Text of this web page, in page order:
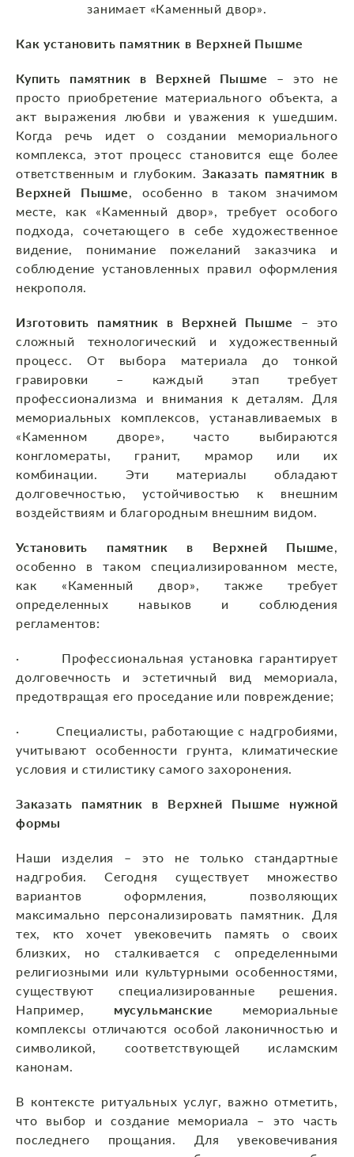
занимает «Каменный двор».
Как установить памятник в Верхней Пышме
Купить памятник в Верхней Пышме – это не
просто приобретение материального объекта, а
акт выражения любви и уважения к ушедшим.
Когда речь идет о создании мемориального
комплекса, этот процесс становится еще более
ответственным и глубоким. Заказать памятник в
Верхней Пышме, особенно в таком значимом
месте, как «Каменный двор», требует особого
подхода, сочетающего в себе художественное
видение, понимание пожеланий заказчика и
соблюдение установленных правил оформления
некрополя.
Изготовить памятник в Верхней Пышме – это
сложный технологический и художественный
процесс. От выбора материала до тонкой
гравировки – каждый этап требует
профессионализма и внимания к деталям. Для
мемориальных комплексов, устанавливаемых в
«Каменном дворе», часто выбираются
конгломераты, гранит, мрамор или их
комбинации. Эти материалы обладают
долговечностью, устойчивостью к внешним
воздействиям и благородным внешним видом.
Установить памятник в Верхней Пышме,
особенно в таком специализированном месте,
как «Каменный двор», также требует
определенных навыков и соблюдения
регламентов:
· Профессиональная установка гарантирует
долговечность и эстетичный вид мемориала,
предотвращая его проседание или повреждение;
· Специалисты, работающие с надгробиями,
учитывают особенности грунта, климатические
условия и стилистику самого захоронения.
Заказать памятник в Верхней Пышме нужной
формы
Наши изделия – это не только стандартные
надгробия. Сегодня существует множество
вариантов оформления, позволяющих
максимально персонализировать памятник. Для
тех, кто хочет увековечить память о своих
близких, но сталкивается с определенными
религиозными или культурными особенностями,
существуют специализированные решения.
Например, мусульманские мемориальные
комплексы отличаются особой лаконичностью и
символикой, соответствующей исламским
канонам.
В контексте ритуальных услуг, важно отметить,
что выбор и создание мемориала – это часть
последнего прощания. Для увековечивания